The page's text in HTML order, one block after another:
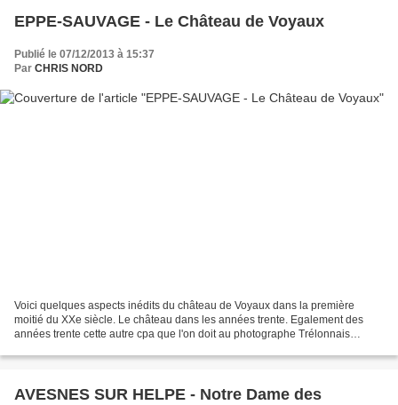
EPPE-SAUVAGE - Le Château de Voyaux
Publié le 07/12/2013 à 15:37
Par CHRIS NORD
Voici quelques aspects inédits du château de Voyaux dans la première
moitié du XXe siècle. Le château dans les années trente. Egalement des
années trente cette autre cpa que l'on doit au photographe Trélonnais
AVESNES SUR HELPE - Notre Dame des